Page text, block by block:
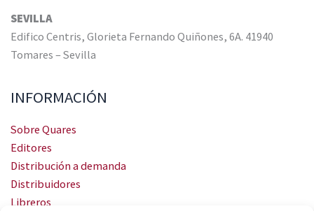
SEVILLA
Edifico Centris, Glorieta Fernando Quiñones, 6A. 41940
Tomares – Sevilla
INFORMACIÓN
Sobre Quares
Editores
Distribución a demanda
Distribuidores
Libreros